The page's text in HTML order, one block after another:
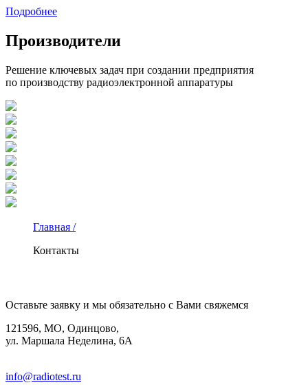
Подробнее
Производители
Решение ключевых задач при создании предприятия
по производству радиоэлектронной аппаратуры
Главная /
Контакты
Оставьте заявку и мы обязательно с Вами свяжемся
121596, МО, Одинцово,
ул. Маршала Неделина, 6А
info@radiotest.ru